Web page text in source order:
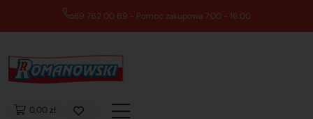
89 762 00 69 - Pomoc zakupowa 7:00 - 16:00
0,00 zł